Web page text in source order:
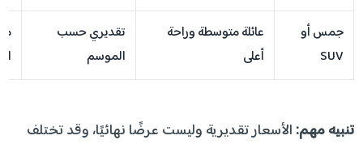
جمس أو
SUV
عائلة متوسطة وراحة
أعلى
تقديري حسب
الموسم
تنبيه مهم: الأسعار تقديرية وليست عرضًا نهائيًا، وقد تختلف